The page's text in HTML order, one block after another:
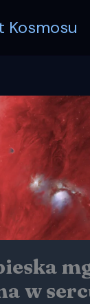
Kosmosu
w